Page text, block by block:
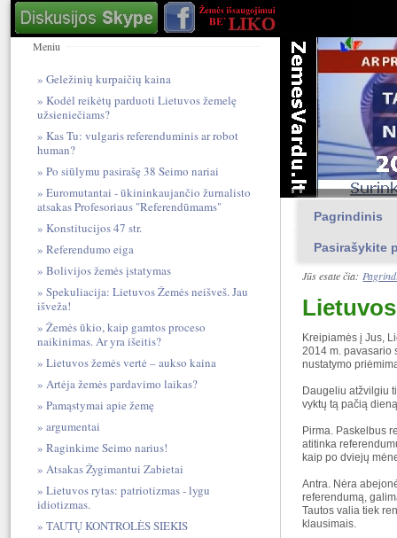
Pagrindinis
Pasirašykite
Jūs esate čia:
Kreipiamės į Jus,
2014 m. pavasario
nustatymo
Daugeliu atžvilgiu
vyktų tą pačią
Pirma. Paskelbus
atitinka
kaip po dviejų
Antra. Nėra
referendumą,
Tautos valia tiek
klausimais.
Meniu
Geležinių kurpaičių kaina
Kodėl reikėtų parduoti Lietuvos žemelę
užsieniečiams?
Kas Tu: vulgari​s referendum​inis ar robot
human?
Po siūlymu pasirašę 38 Seimo nariai
Euromutantai - ūkininkaujančio žurnalisto
atsakas Profesoriaus "Referendūmams"
Konstitucijos 47 str.
Referendumo eiga
Bolivijos žemės įstatymas
Spekuliacija: Lietuvos Žemės neišveš. Jau
išveža!
Žemės ūkio, kaip gamtos proceso
naikinimas. Ar yra išeitis?
Lietuvos žemės vertė – aukso kaina
Artėja žemės pardavimo laikas?
Pamąstymai apie žemę
argumentai
Raginkime Seimo narius!
Atsakas Žygimantui Zabietai
Lietuvos rytas: patriotizmas - lygu
idiotizmas.
TAUTŲ KONTROLĖS SIEKIS